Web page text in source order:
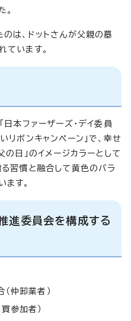
。
は、ドットさんが父親の墓
ています。
本ファーザーズ・デイ委員
リボンキャンペーン」で、幸せ
の日」のイメージカラーとして
習慣と融合して黄色のバラ
す。
進委員会を構成する
仲卸業者）
参加者）